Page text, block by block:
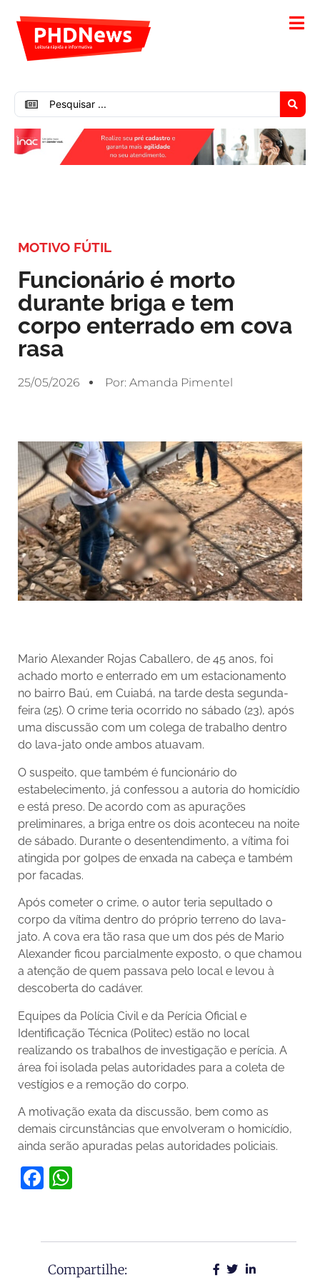
MOTIVO FÚTIL
Funcionário é morto
durante briga e tem
corpo enterrado em cova
rasa
25/05/2026 Por: Amanda Pimentel
Mario Alexander Rojas Caballero, de 45 anos, foi
achado morto e enterrado em um estacionamento
no bairro Baú, em Cuiabá, na tarde desta segunda-
feira (25). O crime teria ocorrido no sábado (23), após
uma discussão com um colega de trabalho dentro
do lava-jato onde ambos atuavam.
O suspeito, que também é funcionário do
estabelecimento, já confessou a autoria do homicídio
e está preso. De acordo com as apurações
preliminares, a briga entre os dois aconteceu na noite
de sábado. Durante o desentendimento, a vítima foi
atingida por golpes de enxada na cabeça e também
por facadas.
Após cometer o crime, o autor teria sepultado o
corpo da vítima dentro do próprio terreno do lava-
jato. A cova era tão rasa que um dos pés de Mario
Alexander ficou parcialmente exposto, o que chamou
a atenção de quem passava pelo local e levou à
descoberta do cadáver.
Equipes da Polícia Civil e da Perícia Oficial e
Identificação Técnica (Politec) estão no local
realizando os trabalhos de investigação e perícia. A
área foi isolada pelas autoridades para a coleta de
vestígios e a remoção do corpo.
A motivação exata da discussão, bem como as
demais circunstâncias que envolveram o homicídio,
ainda serão apuradas pelas autoridades policiais.
Facebook
Compartilhe: